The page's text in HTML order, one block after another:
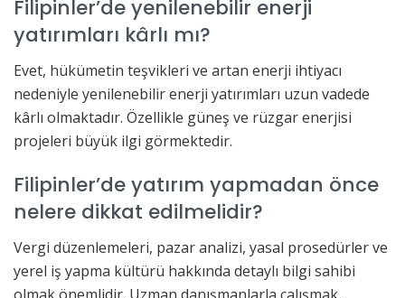
Filipinler’de yenilenebilir enerji
yatırımları kârlı mı?
Evet, hükümetin teşvikleri ve artan enerji ihtiyacı
nedeniyle yenilenebilir enerji yatırımları uzun vadede
kârlı olmaktadır. Özellikle güneş ve rüzgar enerjisi
projeleri büyük ilgi görmektedir.
Filipinler’de yatırım yapmadan önce
nelere dikkat edilmelidir?
Vergi düzenlemeleri, pazar analizi, yasal prosedürler ve
yerel iş yapma kültürü hakkında detaylı bilgi sahibi